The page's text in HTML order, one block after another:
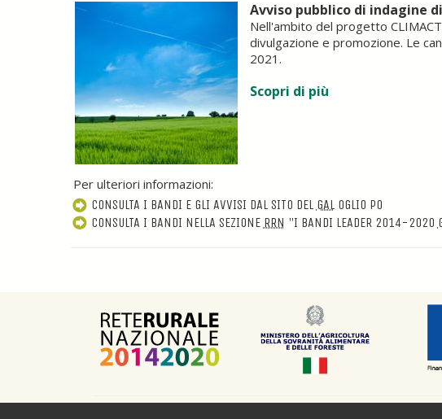
Avviso pubblico di indagine
Nell'ambito del progetto
divulgazione e promozione. Le
2021.
Scopri di più
Per ulteriori informazioni:
CONSULTA I BANDI E GLI AVVISI DAL SITO DEL GALOGLIO PO
CONSULTA I BANDI NELLA SEZIONE RRN "I BANDI LEADER 2014-2020